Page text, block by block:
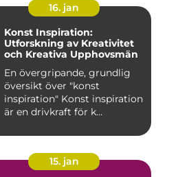
16. jan
Konst Inspiration:
Utforskning av Kreativitet
och Kreativa Upphovsmän
En övergripande, grundlig
översikt över "konst
inspiration" Konst inspiration
är en drivkraft för k...
15. jan